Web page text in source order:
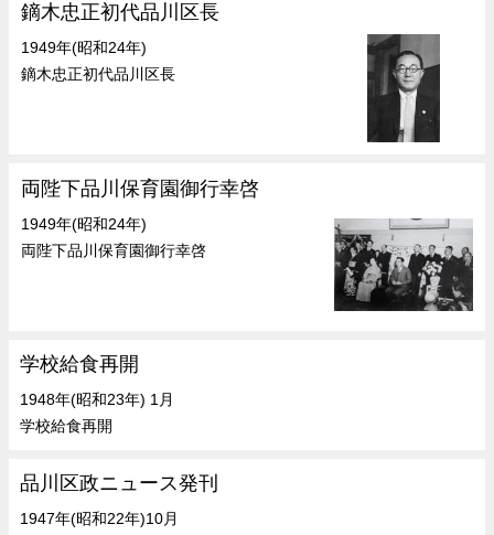
鏑木忠正初代品川区長
1949年(昭和24年)
鏑木忠正初代品川区長
両陛下品川保育園御行幸啓
1949年(昭和24年)
両陛下品川保育園御行幸啓
学校給食再開
1948年(昭和23年) 1月
学校給食再開
品川区政ニュース発刊
1947年(昭和22年)10月